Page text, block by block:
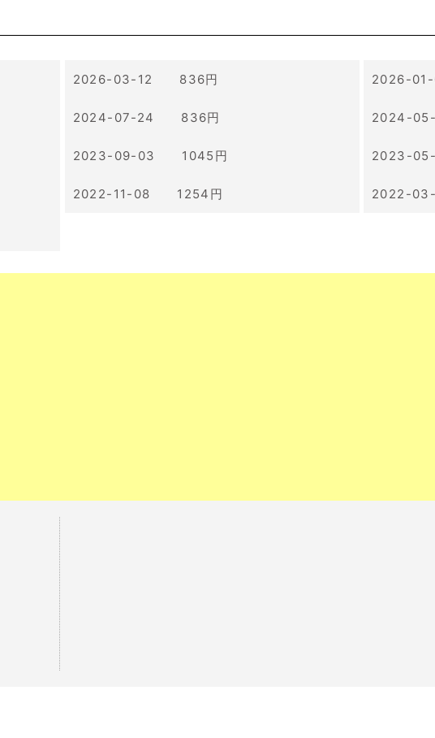
2026-03-12 836円 2026-
2024-07-24 836円 2024-
2023-09-03 1045円 2023-
2022-11-08 1254円 2022-